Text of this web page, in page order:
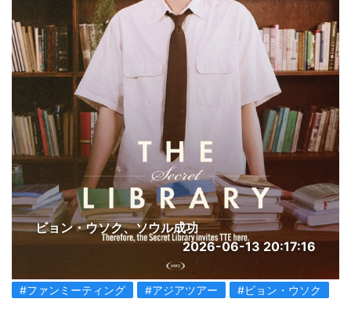
ビョン・ウソク、ソウル成功
2026-06-13 20:17:16
#ファンミーティング #アジアツアー #ビョン・ウソク